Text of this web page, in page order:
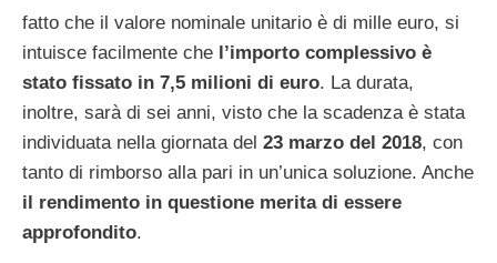
fatto che il valore nominale unitario è di mille euro, si
intuisce facilmente che l’importo complessivo è
stato fissato in 7,5 milioni di euro. La durata,
inoltre, sarà di sei anni, visto che la scadenza è stata
individuata nella giornata del 23 marzo del 2018, con
tanto di rimborso alla pari in un’unica soluzione. Anche
il rendimento in questione merita di essere
approfondito.